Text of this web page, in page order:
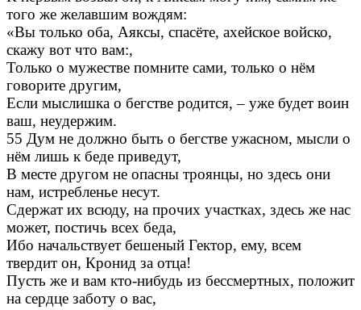
того же желавшим вождям:
«Вы только оба, Аяксы, спасёте, ахейское войско,
скажу вот что вам:,
Только о мужестве помните сами, только о нём
говорите другим,
Если мыслишка о бегстве родится, – уже будет воин
ваш, неудержим.
55 Дум не должно быть о бегстве ужасном, мысли о
нём лишь к беде приведут,
В месте другом не опасны троянцы, но здесь они
нам, истребленье несут.
Сдержат их всюду, на прочих участках, здесь же нас
может, постичь всех беда,
Ибо начальствует бешеный Гектор, ему, всем
твердит он, Кронид за отца!
Пусть же и вам кто-нибудь из бессмертных, положит
на сердце заботу о вас,